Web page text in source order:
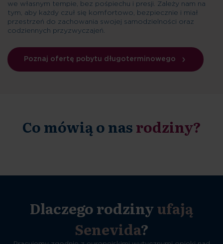
we własnym tempie, bez pośpiechu i presji. Zależy nam na
tym, aby każdy czuł się komfortowo, bezpiecznie i miał
przestrzeń do zachowania swojej samodzielności oraz
codziennych przyzwyczajeń.
Poznaj ofertę pobytu długoterminowego
Co mówią o nasrodziny?
Dlaczego rodzinyufają
Senevida?